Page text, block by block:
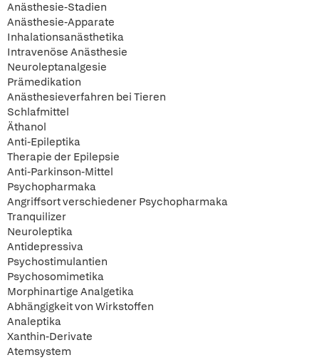
Anästhesie-Stadien
Anästhesie-Apparate
Inhalationsanästhetika
Intravenöse Anästhesie
Neuroleptanalgesie
Prämedikation
Anästhesieverfahren bei Tieren
Schlafmittel
Äthanol
Anti-Epileptika
Therapie der Epilepsie
Anti-Parkinson-Mittel
Psychopharmaka
Angriffsort verschiedener Psychopharmaka
Tranquilizer
Neuroleptika
Antidepressiva
Psychostimulantien
Psychosomimetika
Morphinartige Analgetika
Abhängigkeit von Wirkstoffen
Analeptika
Xanthin-Derivate
Atemsystem